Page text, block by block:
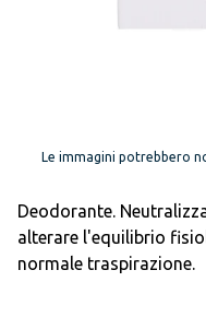
Le immagini potrebbero
Deodorante.
alterare l'equilibrio
normale traspirazione.